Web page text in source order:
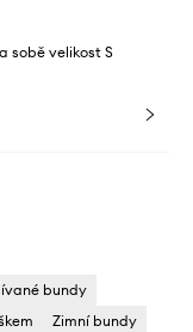
sobě velikost S
bundy
Zimní bundy